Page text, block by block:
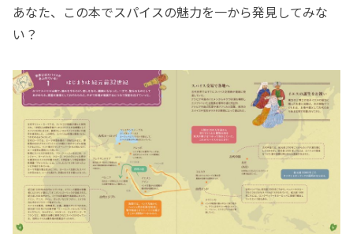
あなた、この本でスパイスの魅力を一から発見してみな
い？